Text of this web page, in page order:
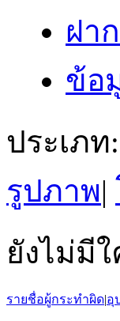
ฝา
ข้อ
ประเภท:
รูปภาพ|
ยังไม่มี
รายชื่อผู้กระทำผิด|อุ